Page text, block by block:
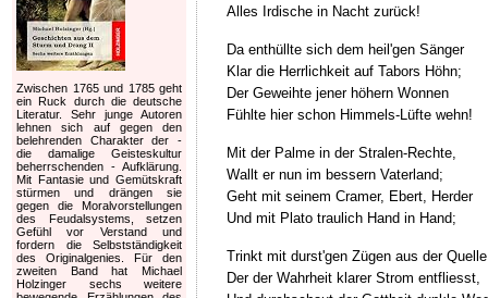
Alles Irdische in Nacht zurück!
Da enthüllte sich dem heil'gen Sänger
Klar die Herrlichkeit auf Tabors Höhn;
Der Geweihte jener höhern Wonnen
Fühlte hier schon Himmels-Lüfte wehn!
Mit der Palme in der Stralen-Rechte,
Wallt er nun im bessern Vaterland;
Geht mit seinem Cramer, Ebert, Herder
Und mit Plato traulich Hand in Hand;
Trinkt mit durst'gen Zügen aus der
Der der Wahrheit klarer Strom entfliesst,
Zwischen 1765 und 1785 geht
ein Ruck durch die deutsche
Literatur. Sehr junge Autoren
lehnen sich auf gegen den
belehrenden Charakter der -
die damalige Geisteskultur
beherrschenden - Aufklärung.
Mit Fantasie und Gemütskraft
stürmen und drängen sie
gegen die Moralvorstellungen
des Feudalsystems, setzen
Gefühl vor Verstand und
fordern die Selbstständigkeit
des Originalgenies. Für den
zweiten Band hat Michael
Holzinger sechs weitere